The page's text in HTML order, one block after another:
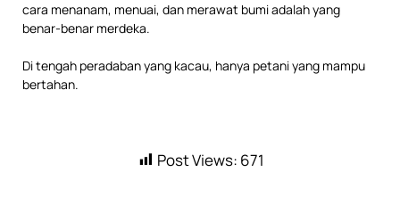
cara menanam, menuai, dan merawat bumi adalah yang
benar-benar merdeka.
Di tengah peradaban yang kacau, hanya petani yang mampu
bertahan.
Post Views: 671